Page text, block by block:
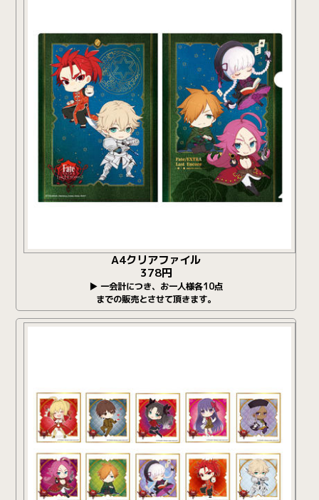
A4クリアファイル
378円
▶ 一会計につき、お一人様各10点
までの販売とさせて頂きます。